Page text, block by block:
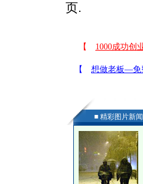
页.
■ 精彩图片新闻